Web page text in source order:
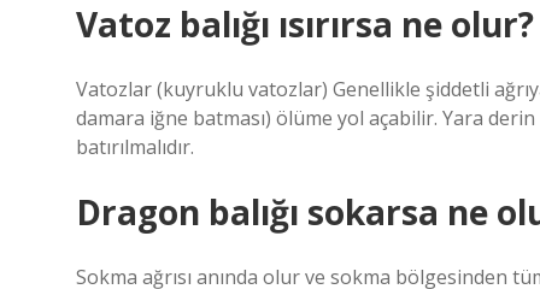
Vatoz balığı ısırırsa ne olur?
Vatozlar (kuyruklu vatozlar) Genellikle şiddetli
damara iğne batması) ölüme yol açabilir. Yara
batırılmalıdır.
Dragon balığı sokarsa ne
Sokma ağrısı anında olur ve sokma bölgesinden